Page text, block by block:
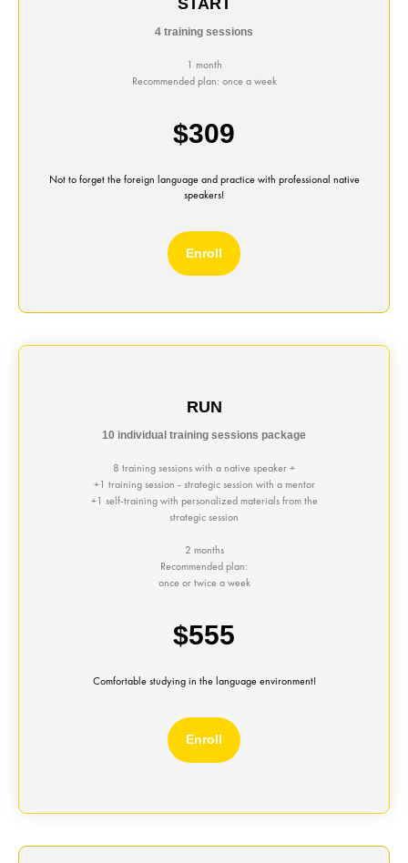
4 training sessions
1 month
Recommended plan: once a week
$309
Not to forget the foreign language and practice with professional native
speakers!
Enroll
RUN
10 individual training sessions package
8 training sessions with a native speaker +
+1 training session - strategic session with a mentor
+1 self-training with personalized materials from the
strategic session
2 months
Recommended plan:
once or twice a week
$555
Comfortable studying in the language environment!
Enroll